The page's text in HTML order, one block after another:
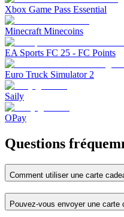
Xbox Game Pass Essential
Minecraft Minecoins
EA Sports FC 25 - FC Points
Euro Truck Simulator 2
Saily
OPay
Questions
Comment utiliser une carte
Pouvez-vous envoyer une carte